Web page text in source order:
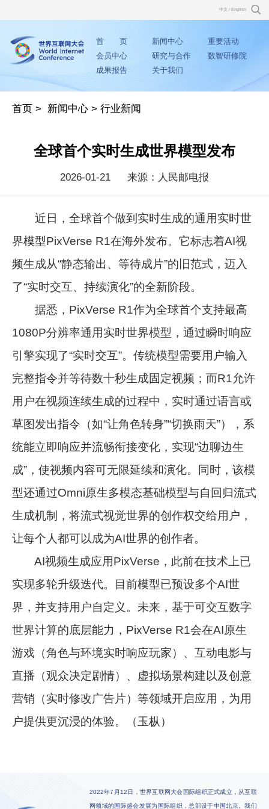
中文 / English
首 页 新闻中心
重要活动
会员中心
研究与合作
数智研修院
成果报告
关于我们
首页 > 新闻中心 >行业新闻
全球首个实时生成世界模型发布
2026-01-21 来源：人民邮电报
近日，全球首个做到实时生成的通用实时世
界模型PixVerse R1在海外发布。它标志着AI视
频生成从“静态输出、等待成片”的旧范式，迈入
了“实时交互、持续演化”的全新阶段。
据悉，PixVerse R1作为全球首个支持最高
1080P分辨率通用实时世界模型，通过瞬时响应
引擎实现了“实时交互”。传统模型需要用户输入
完整指令并等待数十秒生成固定视频；而R1允许
用户在视频连续生成的过程中，实时通过语言或
草图发出指令（如“让角色转身”“切换雨天”），系
统能立即响应并流畅衔接变化，实现“边聊边生
成”，使视频内容可无限延续和演化。同时，该模
型还通过Omni原生多模态基础模型与自回归流式
生成机制，将流式视觉世界的创作权交给用户，
让每个人都可以成为AI世界的创作者。
AI视频生成应用PixVerse，此前在技术上已
实现多轮升级迭代。目前模型已预设多个AI世
界，并支持用户自定义。未来，基于可交互数字
世界计算的底层能力，PixVerse R1会在AI原生
游戏（角色与环境实时响应玩家）、互动电影与
直播（观众决定剧情）、虚拟场景构建以及创意
营销（实时修改广告片）等领域开启应用，为用
户提供更沉浸的体验。（玉枞）
2022年7月12日，世界互联网大会国际组织正式成立，从互联
网领域的国际盛会发展为国际组织，总部设于中国北京。我们